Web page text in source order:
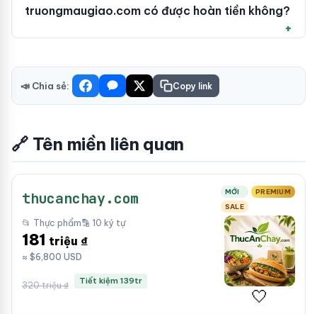
truongmaugiao.com có được hoàn tiền không?
📣 Chia sẻ: Copy link
🔗 Tên miền liên quan
thucanchay.com MỚI
PREMIUM
SALE
📂 Thực phẩm🔡 10 ký tự
181 triệu ₫
≈ $6,800 USD
320 triệu ₫ Tiết kiệm 139tr
🤍